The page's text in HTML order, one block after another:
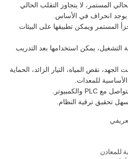
المستمر، لا يتجاوز التقلب الحالي
المستمر ويمكن تطبيقها على البيئات
يمكن استخدامها بعد التدريب
نقص المياه، التيار الزائد، الحماية
للمعدات.
للمعادن